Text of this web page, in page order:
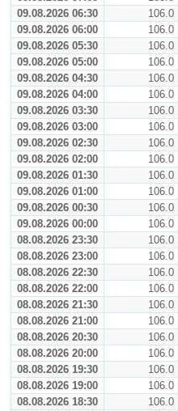
09.08.2026 06:30
106.0
09.08.2026 06:00
106.0
09.08.2026 05:30
106.0
09.08.2026 05:00
106.0
09.08.2026 04:30
106.0
09.08.2026 04:00
106.0
09.08.2026 03:30
106.0
09.08.2026 03:00
106.0
09.08.2026 02:30
106.0
09.08.2026 02:00
106.0
09.08.2026 01:30
106.0
09.08.2026 01:00
106.0
09.08.2026 00:30
106.0
09.08.2026 00:00
106.0
08.08.2026 23:30
106.0
08.08.2026 23:00
106.0
08.08.2026 22:30
106.0
08.08.2026 22:00
106.0
08.08.2026 21:30
106.0
08.08.2026 21:00
106.0
08.08.2026 20:30
106.0
08.08.2026 20:00
106.0
08.08.2026 19:30
106.0
08.08.2026 19:00
106.0
08.08.2026 18:30
106.0